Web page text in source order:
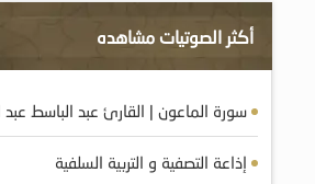
أكثر الصوتيات مشاهده
سورة الماعون | القارئ عبد الباسط عبد
إذاعة التصفية و التربية السلفية